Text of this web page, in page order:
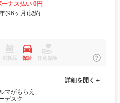
ーナス払い 0円
(96ヶ月)契約
消耗品 保証 任意保険
マがもらえ
デスク
詳細を開く＋